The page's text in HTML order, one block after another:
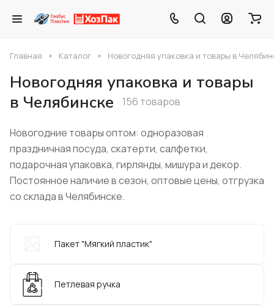
Главная Каталог Новогодняя упаковка и товары в
Новогодняя упаковка и товары
в Челябинске
156 товаров
Новогодние товары оптом: одноразовая
праздничная посуда, скатерти, салфетки,
подарочная упаковка, гирлянды, мишура и декор.
Постоянное наличие в сезон, оптовые цены, отгрузка
со склада в Челябинске.
Пакет "Мягкий пластик"
Петлевая ручка